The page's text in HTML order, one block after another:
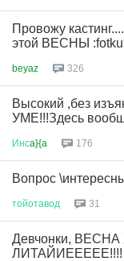
Провожу
этой ВЕСНЫ
beyaz 326
Высокий ,без
УМЕ!!!Здесь
Инсa}{a 176
Вопрос
тойотавод 31
Девчонки,